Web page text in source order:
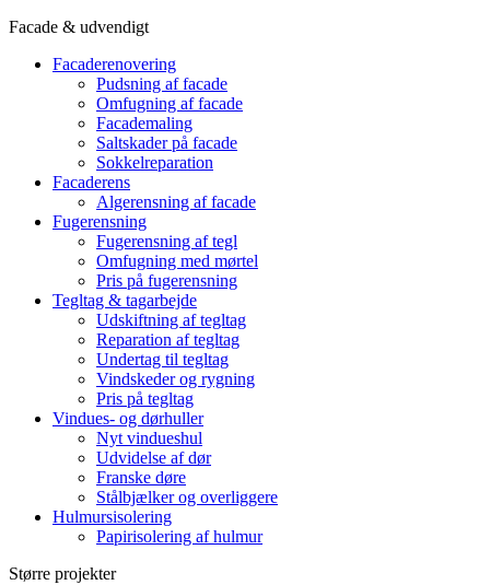
Facade & udvendigt
Facaderenovering
Pudsning af facade
Omfugning af facade
Facademaling
Saltskader på facade
Sokkelreparation
Facaderens
Algerensning af facade
Fugerensning
Fugerensning af tegl
Omfugning med mørtel
Pris på fugerensning
Tegltag & tagarbejde
Udskiftning af tegltag
Reparation af tegltag
Undertag til tegltag
Vindskeder og rygning
Pris på tegltag
Vindues- og dørhuller
Nyt vindueshul
Udvidelse af dør
Franske døre
Stålbjælker og overliggere
Hulmursisolering
Papirisolering af hulmur
Større projekter